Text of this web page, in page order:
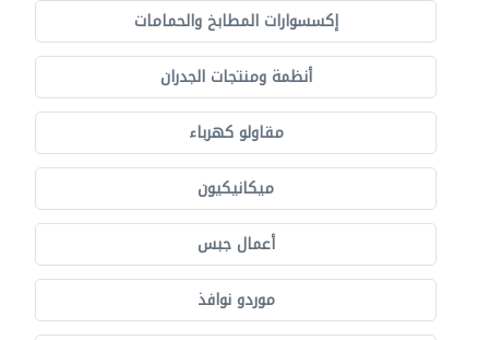
إكسسوارات المطابخ والحمامات
أنظمة ومنتجات الجدران
مقاولو كهرباء
ميكانيكيون
أعمال جبس
موردو نوافذ